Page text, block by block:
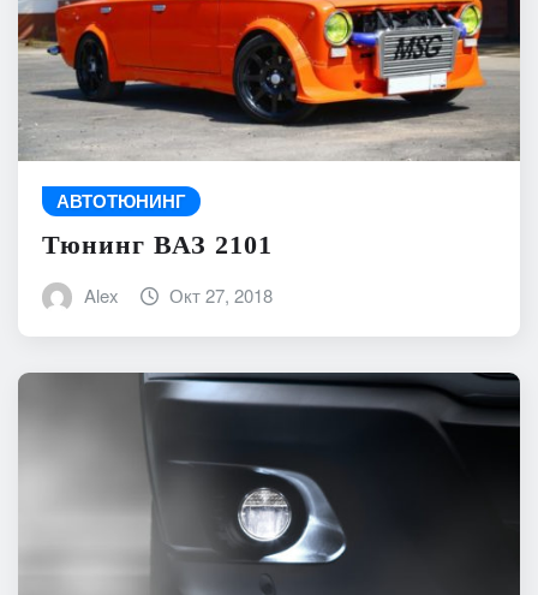
АВТОТЮНИНГ
Тюнинг ВАЗ 2101
Alex Окт 27, 2018